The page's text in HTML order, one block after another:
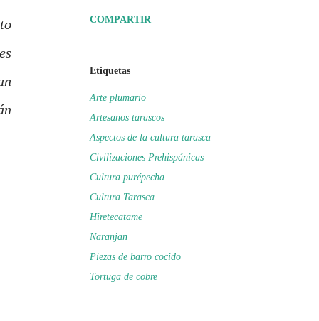
COMPARTIR
Etiquetas
Arte plumario
Artesanos tarascos
Aspectos de la cultura tarasca
Civilizaciones Prehispánicas
Cultura purépecha
Cultura Tarasca
Hiretecatame
Naranjan
Piezas de barro cocido
Tortuga de cobre